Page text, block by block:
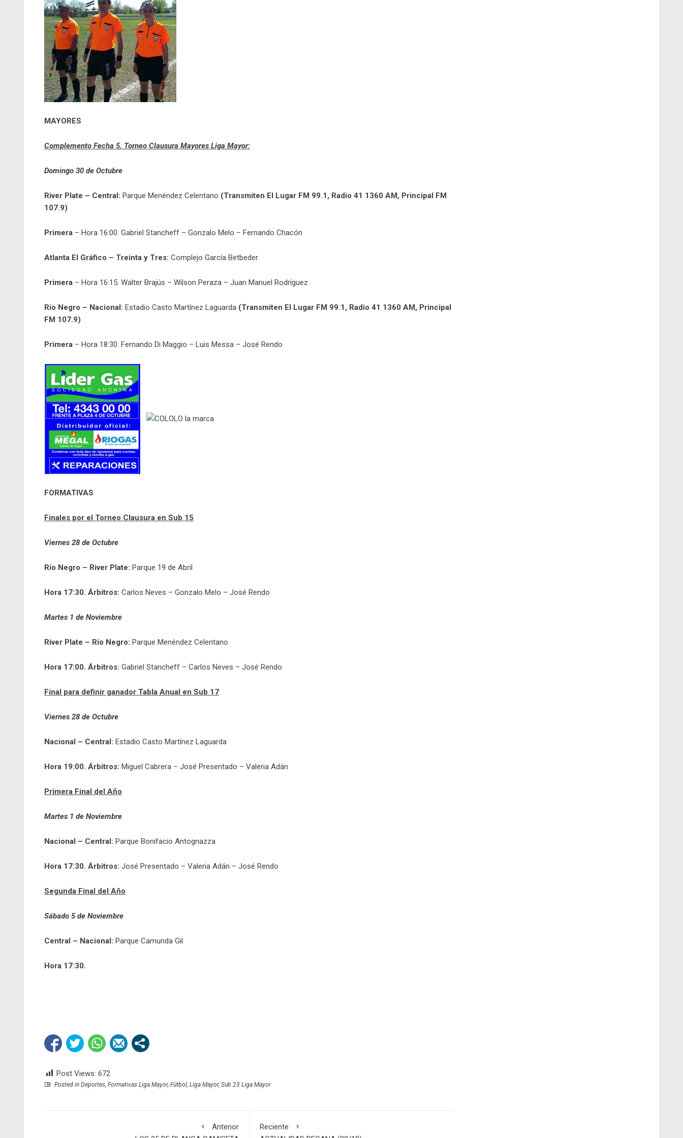
MAYORES
Complemento Fecha 5, Torneo Clausura Mayores Liga Mayor:
Domingo 30 de Octubre
River Plate – Central: Parque Menéndez Celentano (Transmiten El Lugar FM 99.1, Radio 41 1360 AM, Principal FM
107.9)
Primera – Hora 16:00. Gabriel Stancheff – Gonzalo Melo – Fernando Chacón
Atlanta El Gráfico – Treinta y Tres: Complejo García Betbeder
Primera – Hora 16:15. Walter Brajús – Wilson Peraza – Juan Manuel Rodríguez
Río Negro – Nacional: Estadio Casto Martínez Laguarda (Transmiten El Lugar FM 99.1, Radio 41 1360 AM, Principal
FM 107.9)
Primera – Hora 18:30. Fernando Di Maggio – Luis Messa – José Rendo
FORMATIVAS
Finales por el Torneo Clausura en Sub 15
Viernes 28 de Octubre
Río Negro – River Plate: Parque 19 de Abril
Hora 17:30. Árbitros: Carlos Neves – Gonzalo Melo – José Rendo
Martes 1 de Noviembre
River Plate – Río Negro: Parque Menéndez Celentano
Hora 17:00. Árbitros: Gabriel Stancheff – Carlos Neves – José Rendo
Final para definir ganador Tabla Anual en Sub 17
Viernes 28 de Octubre
Nacional – Central: Estadio Casto Martínez Laguarda
Hora 19:00. Árbitros: Miguel Cabrera – José Presentado – Valeria Adán
Primera Final del Año
Martes 1 de Noviembre
Nacional – Central: Parque Bonifacio Antognazza
Hora 17:30. Árbitros: José Presentado – Valeria Adán – José Rendo
Segunda Final del Año
Sábado 5 de Noviembre
Central – Nacional: Parque Camunda Gil
Hora 17:30.
Post Views: 672
Posted in Deportes Formativas Liga Mayor, Fútbol Liga Mayor, Sub 23 Liga Mayor
Anterior
Reciente